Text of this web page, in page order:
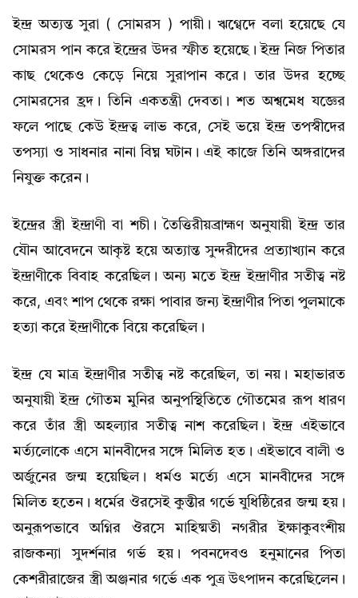
ইন্দ্র অত্যন্ত সুরা ( সোমরস ) পায়ী। ঋগ্বেদে বলা হয়েছে যে
সোমরস পান করে ইন্দ্রের উদর স্ফীত হয়েছে। ইন্দ্র নিজ পিতার
কাছ থেকেও কেড়ে নিয়ে সুরাপান করে। তার উদর হচ্ছে
সোমরসের হ্রদ। তিনি একতন্ত্রী দেবতা। শত অশ্বমেধ যজ্ঞের
ফলে পাছে কেউ ইন্দ্রত্ব লাভ করে, সেই ভয়ে ইন্দ্র তপস্বীদের
তপস্যা ও সাধনার নানা বিঘ্ন ঘটান। এই কাজে তিনি অঙ্গরাদের
নিযুক্ত করেন।
ইন্দ্রের স্ত্রী ইন্দ্রাণী বা শচী। তৈত্তিরীয়ব্রাহ্মণ অনুযায়ী ইন্দ্র তার
যৌন আবেদনে আকৃষ্ট হয়ে অত্যান্ত সুন্দরীদের প্রত্যাখ্যান করে
ইন্দ্রাণীকে বিবাহ করেছিল। অন্য মতে ইন্দ্র ইন্দ্রাণীর সতীত্ব নষ্ট
করে, এবং শাপ থেকে রক্ষা পাবার জন্য ইন্দ্রাণীর পিতা পুলমাকে
হত্যা করে ইন্দ্রাণীকে বিয়ে করেছিল।
ইন্দ্র যে মাত্র ইন্দ্রাণীর সতীত্ব নষ্ট করেছিল, তা নয়। মহাভারত
অনুযায়ী ইন্দ্র গৌতম মুনির অনুপস্থিতিতে গৌতমের রূপ ধারণ
করে তাঁর স্ত্রী অহল্যার সতীত্ব নাশ করেছিল। ইন্দ্র এইভাবে
মর্ত্যলোকে এসে মানবীদের সঙ্গে মিলিত হত। এইভাবে বালী ও
অর্জুনের জন্ম হয়েছিল। ধর্মও মর্ত্যে এসে মানবীদের সঙ্গে
মিলিত হতেন। ধর্মের ঔরসেই কুন্তীর গর্ভে যুধিষ্ঠিরের জন্ম হয়।
অনুরূপভাবে অগ্নির ঔরসে মাহিষ্মতী নগরীর ইক্ষাকুবংশীয়
রাজকন্যা সুদর্শনার গর্ভ হয়। পবনদেবও হনুমানের পিতা
কেশরীরাজের স্ত্রী অঞ্জনার গর্ভে এক পুত্র উৎপাদন করেছিলেন।